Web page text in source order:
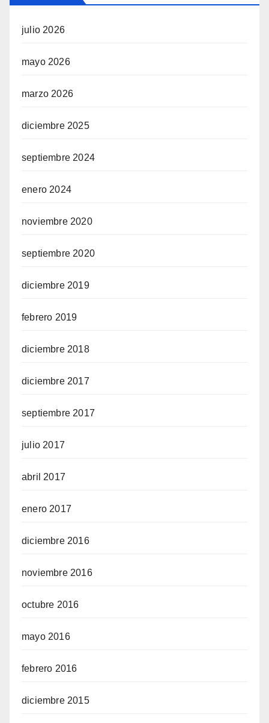
julio 2026
mayo 2026
marzo 2026
diciembre 2025
septiembre 2024
enero 2024
noviembre 2020
septiembre 2020
diciembre 2019
febrero 2019
diciembre 2018
diciembre 2017
septiembre 2017
julio 2017
abril 2017
enero 2017
diciembre 2016
noviembre 2016
octubre 2016
mayo 2016
febrero 2016
diciembre 2015